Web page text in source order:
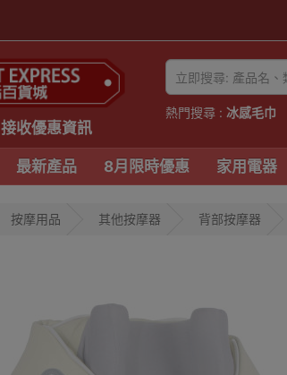
接收優惠資訊
熱門搜尋 : 冰感毛巾
最新產品 8月限時優惠 家用電器
按摩用品 其他按摩器 背部按摩器